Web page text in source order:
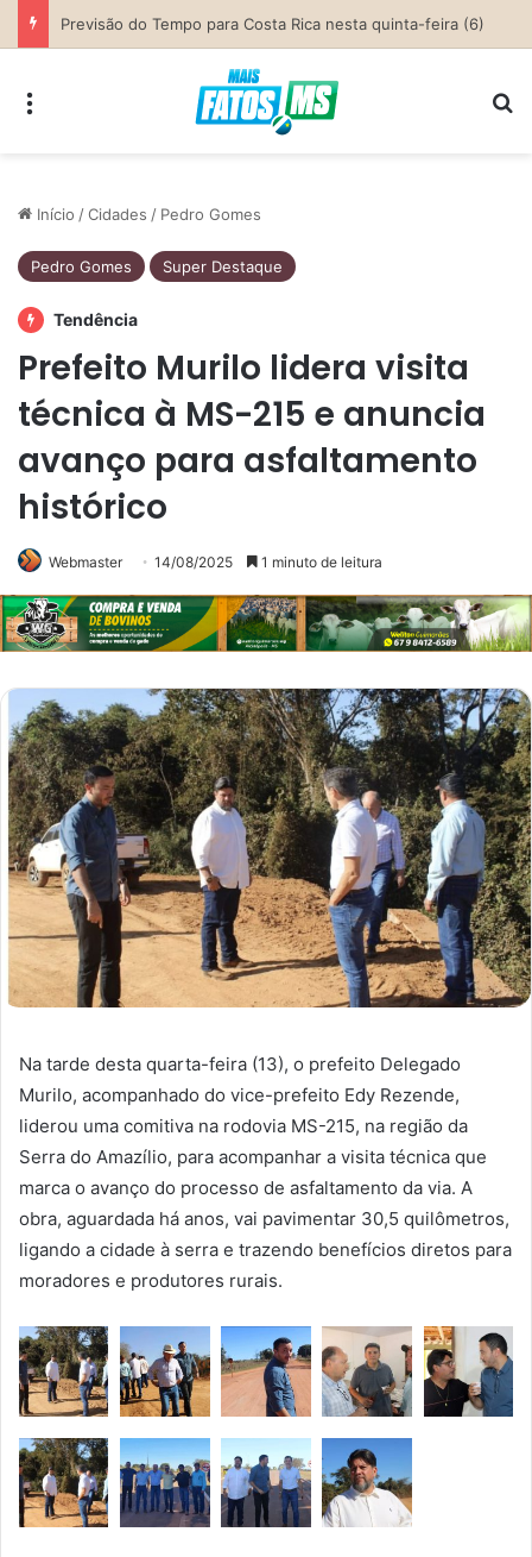
Parceria entre Costa Rica e Alcinópolis entrega ponte de concreto e fortalece infraestrutura na região das lavouras do Engano
Início /Cidades / Pedro Gomes
Pedro Gomes Super Destaque
Tendência
Prefeito Murilo lidera visita
técnica à MS-215 e anuncia
avanço para asfaltamento
histórico
Webmaster 14/08/2025 1 minuto de leitura
Na tarde desta quarta-feira (13), o prefeito Delegado
Murilo, acompanhado do vice-prefeito Edy Rezende,
liderou uma comitiva na rodovia MS-215, na região da
Serra do Amazílio, para acompanhar a visita técnica que
marca o avanço do processo de asfaltamento da via. A
obra, aguardada há anos, vai pavimentar 30,5 quilômetros,
ligando a cidade à serra e trazendo benefícios diretos para
moradores e produtores rurais.